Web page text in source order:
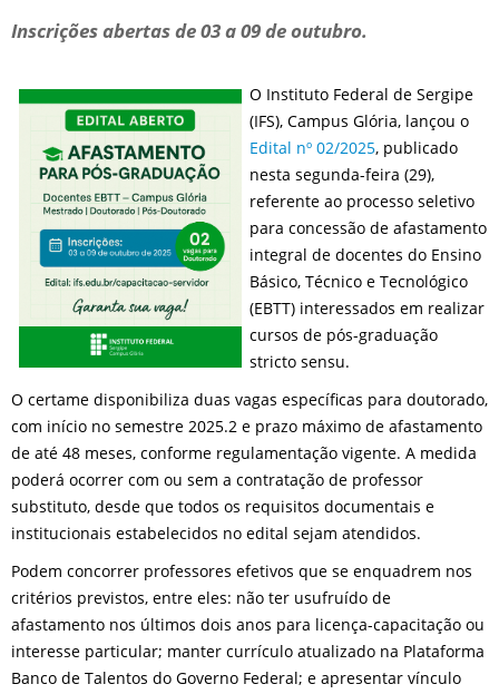
Inscrições abertas de 03 a 09 de outubro.
O Instituto Federal de Sergipe
(IFS), Campus Glória, lançou o
Edital nº 02/2025, publicado
nesta segunda-feira (29),
referente ao processo seletivo
para concessão de afastamento
integral de docentes do Ensino
Básico, Técnico e Tecnológico
(EBTT) interessados em realizar
cursos de pós-graduação
stricto sensu.
O certame disponibiliza duas vagas específicas para doutorado,
com início no semestre 2025.2 e prazo máximo de afastamento
de até 48 meses, conforme regulamentação vigente. A medida
poderá ocorrer com ou sem a contratação de professor
substituto, desde que todos os requisitos documentais e
institucionais estabelecidos no edital sejam atendidos.
Podem concorrer professores efetivos que se enquadrem nos
critérios previstos, entre eles: não ter usufruído de
afastamento nos últimos dois anos para licença-capacitação ou
interesse particular; manter currículo atualizado na Plataforma
Banco de Talentos do Governo Federal; e apresentar vínculo